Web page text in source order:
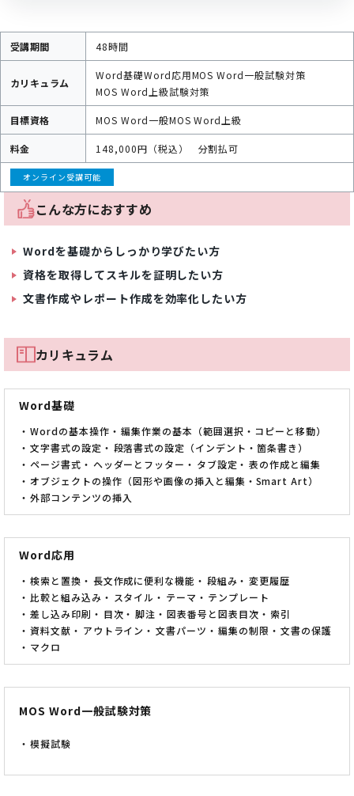
受講期間 48時間
カリキュラム
Word基礎Word応用MOS Word一般試験対策
MOS Word上級試験対策
目標資格 MOS Word一般MOS Word上級
料金 148,000円（税込） 分割払可
オンライン受講可能
こんな方におすすめ
Wordを基礎からしっかり学びたい方
資格を取得してスキルを証明したい方
文書作成やレポート作成を効率化したい方
カリキュラム
Word基礎
Wordの基本操作
編集作業の基本（範囲選択・コピーと移動）
文字書式の設定
段落書式の設定（インデント・箇条書き）
ページ書式
ヘッダーとフッター タブ設定
表の作成と編集
オブジェクトの操作（図形や画像の挿入と編集・Smart Art）
外部コンテンツの挿入
Word応用
検索と置換 長文作成に便利な機能 段組み
変更履歴
比較と組み込み
スタイル テーマ
テンプレート
差し込み印刷
目次 脚注 図表番号と図表目次
索引
資料文献
アウトライン 文書パーツ 編集の制限
文書の保護
マクロ
MOS Word一般試験対策
模擬試験